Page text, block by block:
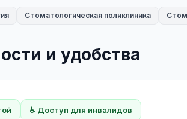
Стоматологическая поликлиника
и удобства
♿ Доступ для инвалидов